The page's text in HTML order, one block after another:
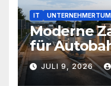
IT UNTERNEHMERTUM
Moderne
für
Weg zur
JULI 9, 2026